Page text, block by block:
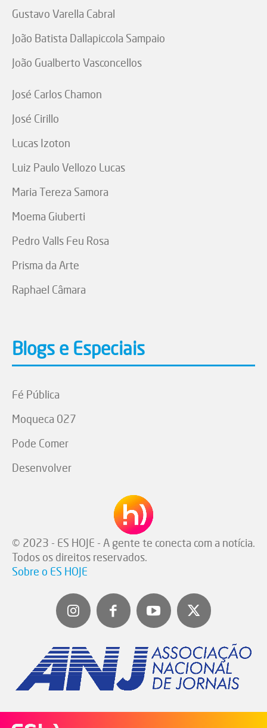
Gustavo Varella Cabral
João Batista Dallapiccola Sampaio
João Gualberto Vasconcellos
José Carlos Chamon
José Cirillo
Lucas Izoton
Luiz Paulo Vellozo Lucas
Maria Tereza Samora
Moema Giuberti
Pedro Valls Feu Rosa
Prisma da Arte
Raphael Câmara
Blogs e Especiais
Fé Pública
Moqueca 027
Pode Comer
Desenvolver
© 2023 - ES HOJE - A gente te conecta com a notícia.
Todos os direitos reservados.
Sobre o ES HOJE